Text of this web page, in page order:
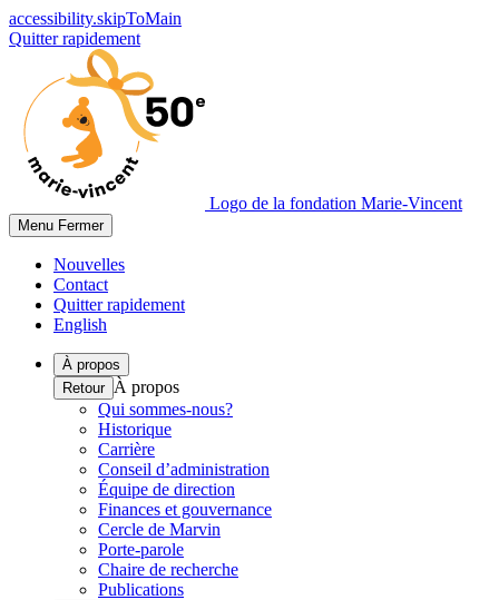
accessibility.skipToMain
Quitter rapidement
Logo de la fondation Marie-Vincent
Menu Fermer
Nouvelles
Contact
Quitter rapidement
English
À propos
Retour À propos
Qui sommes-nous?
Historique
Carrière
Conseil d’administration
Équipe de direction
Finances et gouvernance
Cercle de Marvin
Porte-parole
Chaire de recherche
Publications